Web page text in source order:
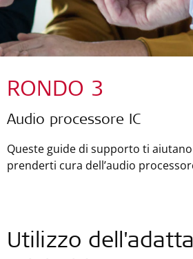
RONDO 3
Audio processore IC
Queste guide di supporto ti
prenderti cura dell’audio
Utilizzo